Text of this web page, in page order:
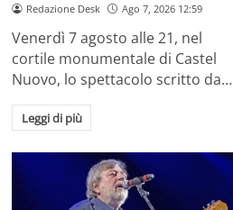
Redazione Desk Ago 7, 2026 12:59
Venerdì 7 agosto alle 21, nel
cortile monumentale di Castel
Nuovo, lo spettacolo scritto da…
Leggi di più